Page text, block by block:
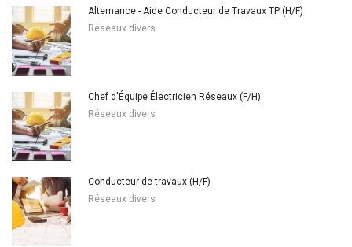
Alternance - Aide Conducteur de Travaux TP (H/F)
Réseaux divers
Chef d'Équipe Électricien Réseaux (F/H)
Réseaux divers
Conducteur de travaux (H/F)
Réseaux divers